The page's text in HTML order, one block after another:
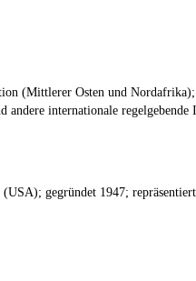
(Mittlerer Osten und
internationale regelgebende
(USA); gegründet 1947;